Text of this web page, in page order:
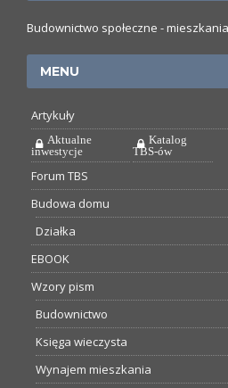
Budownictwo społeczne -
MENU
Artykuły
Aktualne
inwestycje
Katalog
TBS-ów
Forum TBS
Budowa domu
Działka
EBOOK
Wzory pism
Budownictwo
Księga wieczysta
Wynajem mieszkania